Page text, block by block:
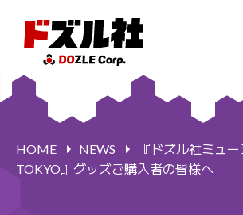
HOME NEWS
『ドズル社ミュ
TOKYO』グッズご購入者の皆様へ